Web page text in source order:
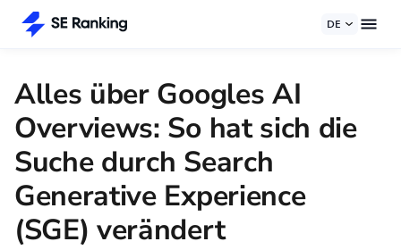
DE
Alles über Googles AI
Overviews: So hat sich die
Suche durch Search
Generative Experience
(SGE) verändert